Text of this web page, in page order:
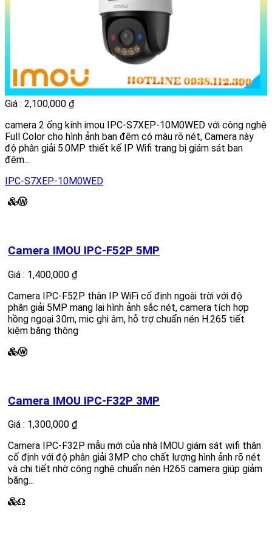
Giá : 2,100,000 ₫
camera 2 ống kính imou IPC-S7XEP-10M0WED với công nghệ
Full Color cho hình ảnh ban đêm có màu rõ nét, Camera này
độ phân giải 5.0MP thiết kế IP Wifi trang bị giám sát ban
đêm...
IPC-S7XEP-10M0WED
Ⓦ
Camera IMOU IPC-F52P 5MP
Giá : 1,400,000 ₫
Camera IPC-F52P thân IP WiFi cố định ngoài trời với độ
phân giải 5MP mang lại hình ảnh sắc nét, camera tích hợp
hồng ngoại 30m, mic ghi âm, hỗ trợ chuẩn nén H.265 tiết
kiệm băng thông
ⓦ
Camera IMOU IPC-F32P 3MP
Giá : 1,300,000 ₫
Camera IPC-F32P mẫu mới của nhà IMOU giám sát wifi thân
cố định với độ phân giải 3MP cho chất lượng hình ảnh rõ nét
và chi tiết nhờ công nghệ chuẩn nén H265 camera giúp giảm
băng...
Ω